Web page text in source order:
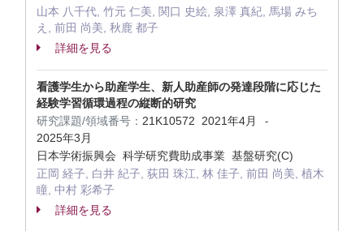
山本 八千代, 竹元 仁美, 関口 史絵, 泉澤 真紀, 馬場 みち
え, 前田 尚美, 秋鹿 都子
詳細を見る
看護学生から助産学生、新人助産師の発達段階に応じた
経験学習循環過程の縦断的研究
研究課題/領域番号： 21K10572 2021年4月 -
2025年3月
日本学術振興会 科学研究費助成事業 基盤研究(C)
正岡 経子, 白井 紀子, 荻田 珠江, 林 佳子, 前田 尚美, 植木
瞳, 中村 彩希子
詳細を見る